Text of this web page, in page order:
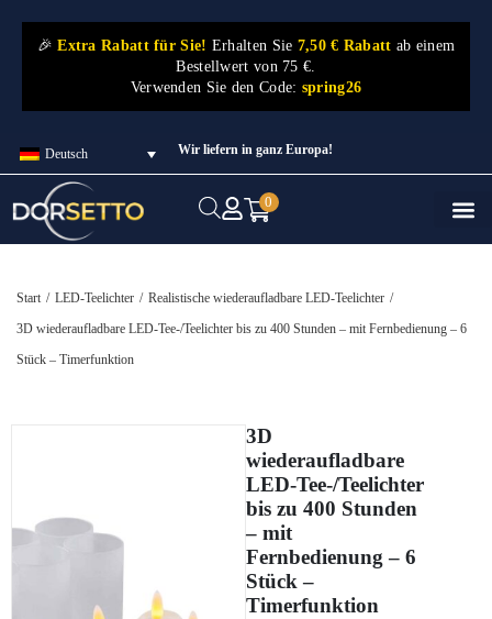
🎉Extra Rabatt für Sie! Erhalten Sie 7,50 € Rabatt ab einem
Bestellwert von 75 €.
Verwenden Sie den Code: spring26
Deutsch Wir liefern in ganz Europa!
0
Start / LED-Teelichter / Realistische wiederaufladbare LED-Teelichter /
3D wiederaufladbare LED-Tee-/Teelichter bis zu 400 Stunden – mit Fernbedienung – 6
Stück – Timerfunktion
3D
wiederaufladbare
LED-Tee-/Teelichter
bis zu 400 Stunden
– mit
Fernbedienung – 6
Stück –
Timerfunktion